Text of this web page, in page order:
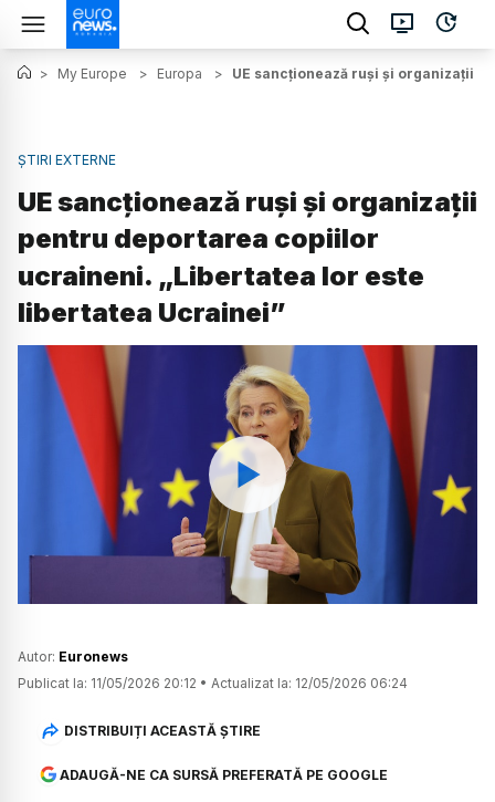
> My Europe > Europa > UE sancționează ruși și organizații
ȘTIRI EXTERNE
UE sancționează ruși și organizații
pentru deportarea copiilor
ucraineni. „Libertatea lor este
libertatea Ucrainei”
Watch
Autor: Euronews
Publicat la: 11/05/2026 20:12 • Actualizat la: 12/05/2026 06:24
DISTRIBUIȚI ACEASTĂ ȘTIRE
ADAUGĂ-NE CA SURSĂ PREFERATĂ PE GOOGLE